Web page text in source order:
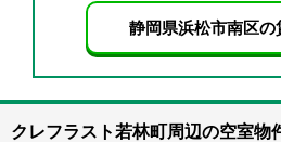
静岡県浜松市南区の
クレフラスト若林町周辺の空室物